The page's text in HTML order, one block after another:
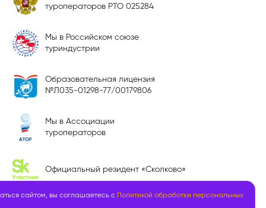
сайтом, вы соглашаетесь с Политикой обработки персональных
туроператоров РТО 025284
Мы в Российском союзе
туриндустрии
Образовательная лицензия
№Л035-01298-77/00179806
Мы в Ассоциации
туроператоров
Официальный резидент «Сколково»